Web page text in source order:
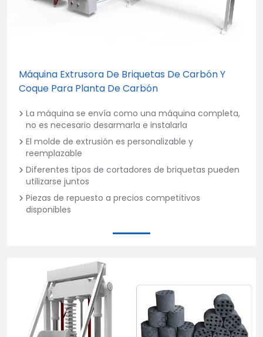
Máquina Extrusora De Briquetas De Carbón Y
Coque Para Planta De Carbón
La máquina se envía como una máquina completa,
no es necesario desarmarla e instalarla
El molde de extrusión es personalizable y
reemplazable
Diferentes tipos de cortadores de briquetas pueden
utilizarse juntos
Piezas de repuesto a precios competitivos
disponibles